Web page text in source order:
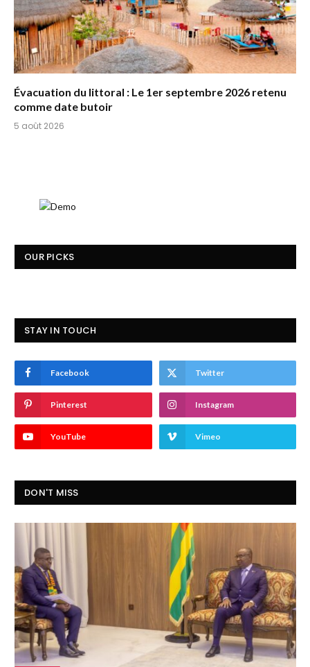
Évacuation du littoral : Le 1er septembre 2026 retenu
comme date butoir
5 août 2026
OUR PICKS
STAY IN TOUCH
Facebook Twitter
Pinterest Instagram
YouTube Vimeo
DON'T MISS